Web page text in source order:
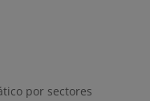
por sectores